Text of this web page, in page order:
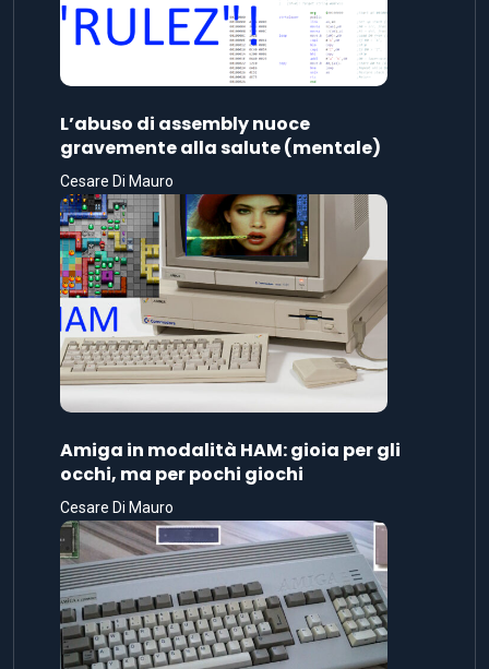
L’abuso di assembly nuoce
gravemente alla salute (mentale)
Cesare Di Mauro
Amiga in modalità HAM: gioia per gli
occhi, ma per pochi giochi
Cesare Di Mauro